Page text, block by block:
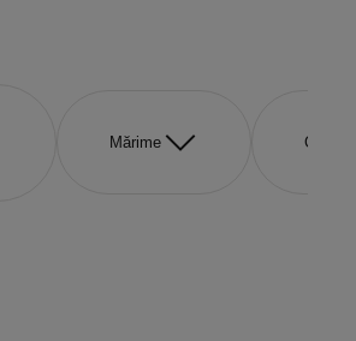
Mărime Culoare